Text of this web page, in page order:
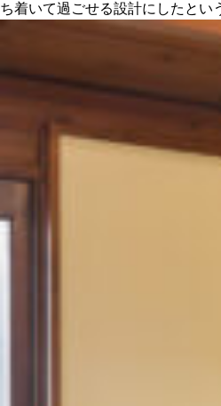
ち着いて過ごせる設計にしたとい